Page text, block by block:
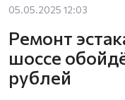
05.05.2025 12:03
Ремонт
шоссе
рублей